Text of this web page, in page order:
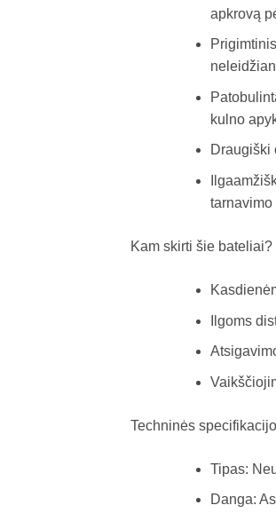
apkrovą
kulno
Draugiški
tarnavimo
Kam skirti šie bateliai?
Ilgoms
Techninės
Tipas:
Danga: